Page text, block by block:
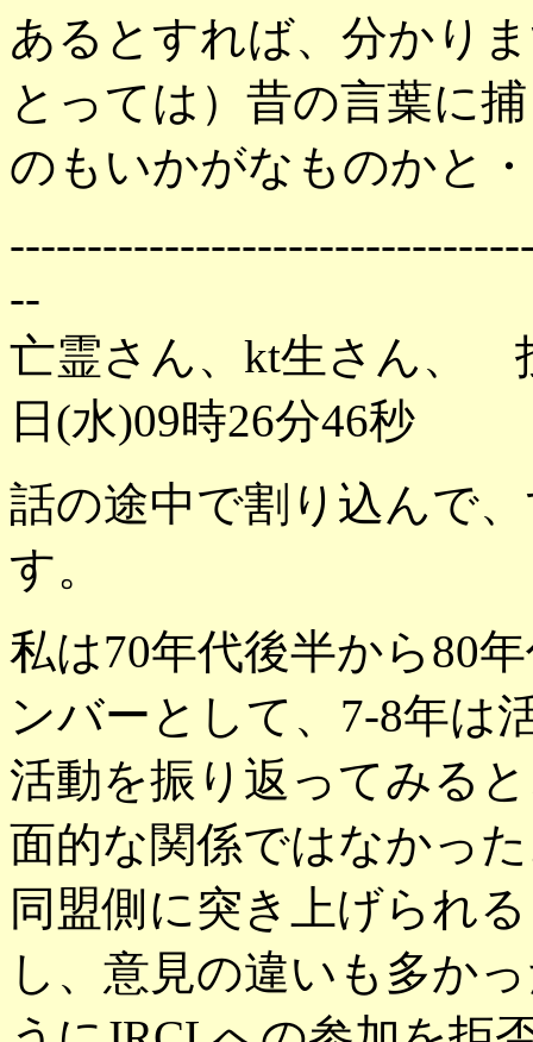
あるとすれば、分かり
とっては）昔の言葉に
のもいかがなものかと
--
亡霊さん、kt生さん、
日(水)09時26分46秒
話の途中で割り込んで
す。
私は70年代後半から80
ンバーとして、7-8年は
活動を振り返ってみる
面的な関係ではなかっ
同盟側に突き上げられ
し、意見の違いも多か